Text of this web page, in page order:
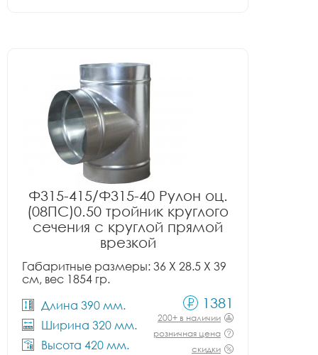
Ф315-415/Ф315-40 Рулон оц.
(08ПС)0.50 тройник круглого
сечения с круглой прямой
врезкой
Габаритные размеры: 36 X 28.5 X 39
см, вес 1854 гр.
Длина 390 мм.
Ширина 320 мм.
Высота 420 мм.
1381
200+ в наличии
розничная цена
скидки